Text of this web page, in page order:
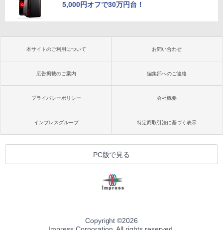
5,000円オフで30万円台！
本サイトのご利用について お問い合わせ
広告掲載のご案内 編集部へのご連絡
プライバシーポリシー 会社概要
インプレスグループ 特定商取引法に基づく表示
PC版で見る
Copyright ©2026